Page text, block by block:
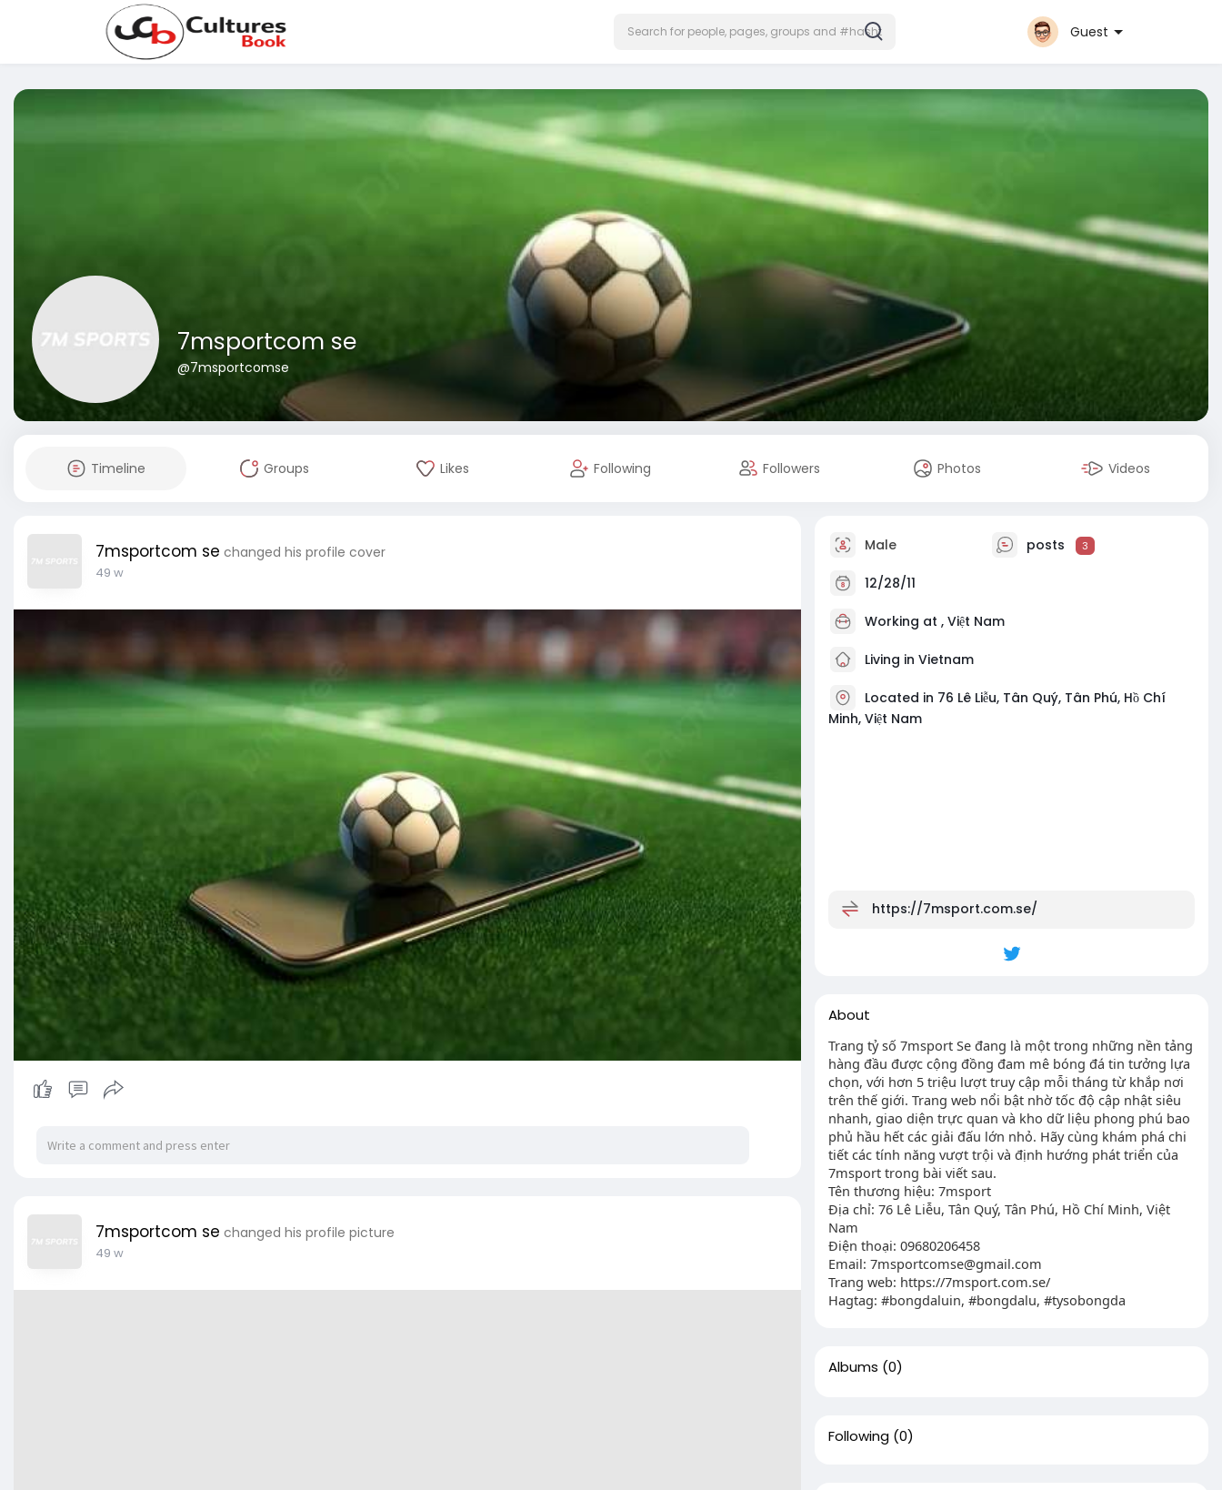
Guest
7msportcom se
@7msportcomse
Timeline Groups Likes Following Followers Photos Videos
7msportcom se changed his profile cover
49 w
7msportcom se changed his profile picture
49 w
Male posts 3
12/28/11
Working at , Việt Nam
Living in Vietnam
Located in 76 Lê Liễu, Tân Quý, Tân Phú, Hồ Chí
Minh, Việt Nam
https://7msport.com.se/
About
Trang tỷ số 7msport Se đang là một trong những nền tảng
hàng đầu được cộng đồng đam mê bóng đá tin tưởng lựa
chọn, với hơn 5 triệu lượt truy cập mỗi tháng từ khắp nơi
trên thế giới. Trang web nổi bật nhờ tốc độ cập nhật siêu
nhanh, giao diện trực quan và kho dữ liệu phong phú bao
phủ hầu hết các giải đấu lớn nhỏ. Hãy cùng khám phá chi
tiết các tính năng vượt trội và định hướng phát triển của
7msport trong bài viết sau.
Tên thương hiệu: 7msport
Địa chỉ: 76 Lê Liễu, Tân Quý, Tân Phú, Hồ Chí Minh, Việt
Nam
Điện thoại: 09680206458
Email: 7msportcomse@gmail.com
Trang web: https://7msport.com.se/
Hagtag: #bongdaluin, #bongdalu, #tysobongda
Albums (0)
Following (0)